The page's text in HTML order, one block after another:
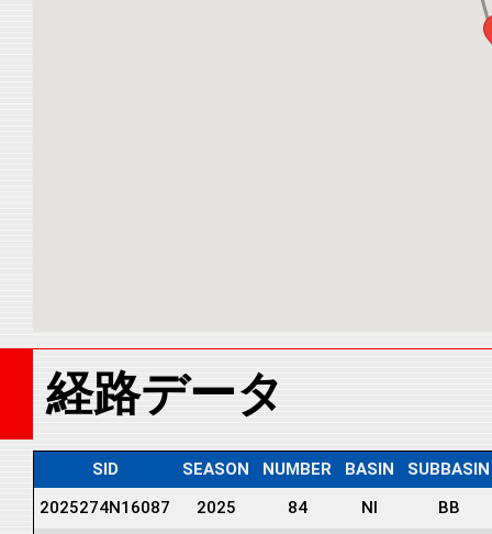
経路データ
SID SEASON NUMBER BASIN
SUBBASIN
2025274N16087
2025 84 NI BB